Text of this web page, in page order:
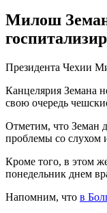
Милош Земан,
Президента Чехии
Канцелярия Земана
свою очередь
Отметим, что Земан
проблемы со слухом
Кроме того, в этом
понедельник днем
Напомним, что в